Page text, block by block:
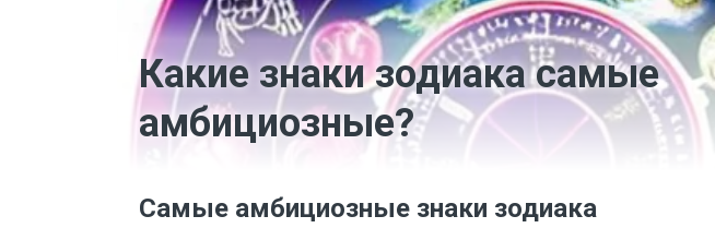
Какие знаки зодиака самые
амбициозные?
Самые амбициозные знаки зодиака